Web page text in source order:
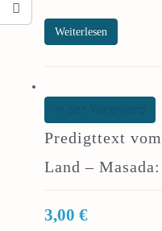
Weiterlesen
Predigttext
Land –
3,00 €